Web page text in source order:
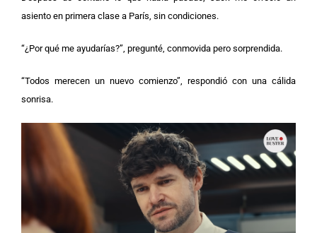
asiento en primera clase a París, sin condiciones.
“¿Por qué me ayudarías?”, pregunté, conmovida pero sorprendida.
“Todos merecen un nuevo comienzo”, respondió con una cálida
sonrisa.